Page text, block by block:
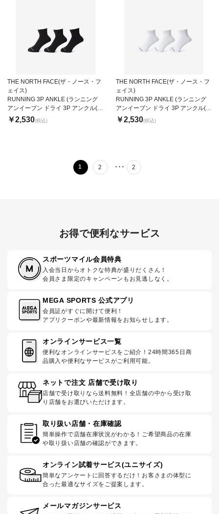
THE NORTH FACE(ザ・ノース・フ
ェイス)
RUNNING 3P ANKLE (ランニング
アンイーブン ドライ 3P アンクル(ユ
ニセックス))
￥2,530(税込)
THE NORTH FACE(ザ・ノース・フ
ェイス)
RUNNING 3P ANKLE (ランニング
アンイーブン ドライ 3P アンクル(ユ
ニセックス))
￥2,530(税込)
1 2 ･･･ 2
お得で便利なサービス
スポーツマイル会員特典
入会当日からオトクな特典が盛りだくさん！
会員さま限定のキャンペーンもお見逃しなく。
MEGA SPORTS 公式アプリ
会員証がすぐに開けて便利！
アプリクーポンや最新情報をお知らせします。
オンラインサービス一覧
便利なオンラインサービスをご紹介！24時間365日商
品購入や便利なサービスがご利用可能。
ネットで注文 店舗で受け取り
店舗で受け取りなら送料無料！全店舗の中から受け取
り店舗をお選びいただけます。
取り扱い店舗・在庫確認
簡単操作で店舗在庫状況がわかる！ご希望商品の在庫
や取り扱い店舗の確認ができます。
オンライン試着サービス(ユニサイズ)
簡単なアンケートに回答するだけ！お客さまの体型に
合った最適なサイズをご提案します。
メールマガジンサービス